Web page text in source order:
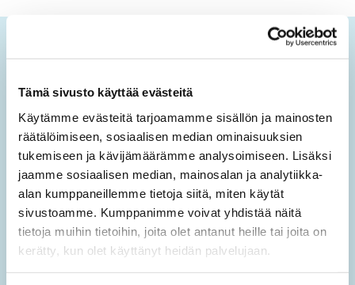
Tämä sivusto käyttää evästeitä
Käytämme evästeitä tarjoamamme sisällön ja mainosten
räätälöimiseen, sosiaalisen median ominaisuuksien
tukemiseen ja kävijämäärämme analysoimiseen. Lisäksi
jaamme sosiaalisen median, mainosalan ja analytiikka-
alan kumppaneillemme tietoja siitä, miten käytät
sivustoamme. Kumppanimme voivat yhdistää näitä
tietoja muihin tietoihin, joita olet antanut heille tai joita on
kerätty, kun olet käyttänyt heidän palvelujaan.
Ikäopisto-uutiset
Tilaamalla sähköisen uutiskirjeen saat tietoa sivuston
uusista sisällöistä sekä ajankohtaisista mielen
hyvinvoinnin teemoista.
Tilaa Ikäopisto -uutiset
SÄHKÖPOSTIOSOITE *